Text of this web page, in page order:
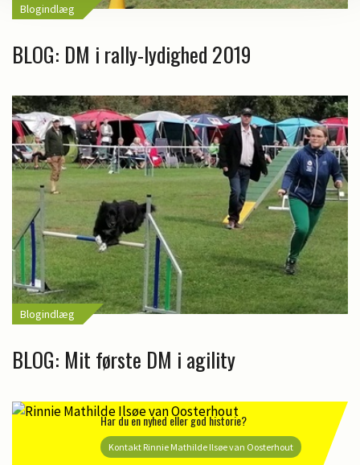
Blogindlæg
BLOG: DM i rally-lydighed 2019
Blogindlæg
BLOG: Mit første DM i agility
Har du en nyhed eller god historie?
Kontakt Rinnie Mathilde Ilsøe van Oosterhout